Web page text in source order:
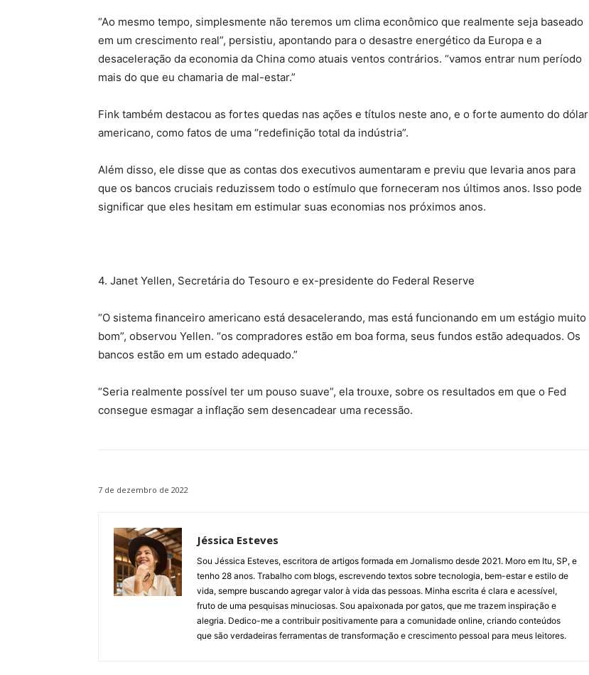
“Ao mesmo tempo, simplesmente não teremos um clima econômico que realmente seja baseado
em um crescimento real”, persistiu, apontando para o desastre energético da Europa e a
desaceleração da economia da China como atuais ventos contrários. “vamos entrar num período
mais do que eu chamaria de mal-estar.”
Fink também destacou as fortes quedas nas ações e títulos neste ano, e o forte aumento do dólar
americano, como fatos de uma “redefinição total da indústria”.
Além disso, ele disse que as contas dos executivos aumentaram e previu que levaria anos para
que os bancos cruciais reduzissem todo o estímulo que forneceram nos últimos anos. Isso pode
significar que eles hesitam em estimular suas economias nos próximos anos.
4. Janet Yellen, Secretária do Tesouro e ex-presidente do Federal Reserve
“O sistema financeiro americano está desacelerando, mas está funcionando em um estágio muito
bom”, observou Yellen. “os compradores estão em boa forma, seus fundos estão adequados. Os
bancos estão em um estado adequado.”
“Seria realmente possível ter um pouso suave”, ela trouxe, sobre os resultados em que o Fed
consegue esmagar a inflação sem desencadear uma recessão.
7 de dezembro de 2022
Jéssica Esteves
Sou Jéssica Esteves, escritora de artigos formada em Jornalismo desde 2021. Moro em Itu, SP, e
tenho 28 anos. Trabalho com blogs, escrevendo textos sobre tecnologia, bem-estar e estilo de
vida, sempre buscando agregar valor à vida das pessoas. Minha escrita é clara e acessível,
fruto de uma pesquisas minuciosas. Sou apaixonada por gatos, que me trazem inspiração e
alegria. Dedico-me a contribuir positivamente para a comunidade online, criando conteúdos
que são verdadeiras ferramentas de transformação e crescimento pessoal para meus leitores.